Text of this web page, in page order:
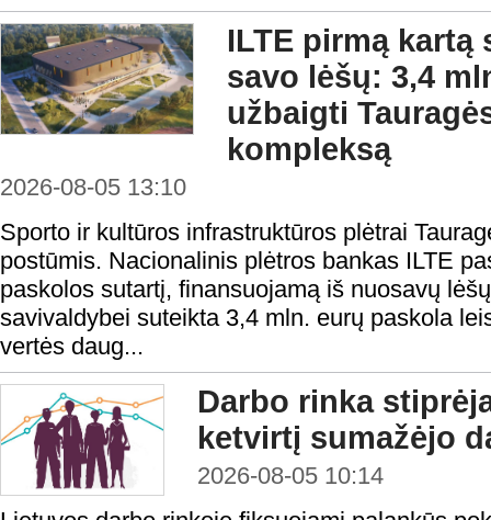
ILTE pirmą kartą
savo lėšų: 3,4
užbaigti
kompleksą
2026-08-05 13:10
Sporto ir kultūros infrastruktūros plėtrai
postūmis. Nacionalinis plėtros bankas ILTE
paskolos sutartį, finansuojamą iš nuosavų
savivaldybei suteikta 3,4 mln. eurų paskola
vertės daug...
Darbo rinka
ketvirtį sumažėjo
2026-08-05 10:14